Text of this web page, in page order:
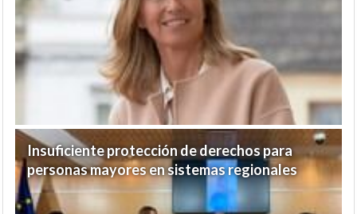
Insuficiente protección de derechos para
personas mayores en sistemas regionales